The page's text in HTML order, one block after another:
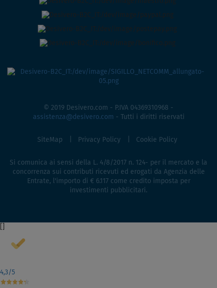
© 2019 Desivero.com - P.IVA 04369310968 -
assistenza@desivero.com - Tutti i diritti riservati
SiteMap Privacy Policy Cookie Policy
Si comunica ai sensi della L. 4/8/2017 n. 124- per il mercato e la
concorrenza sui contributi ricevuti ed erogati da Agenzia delle
Entrate, l'importo di € 6.117 come credito imposta per
investimenti pubblicitari.
4,3 /5